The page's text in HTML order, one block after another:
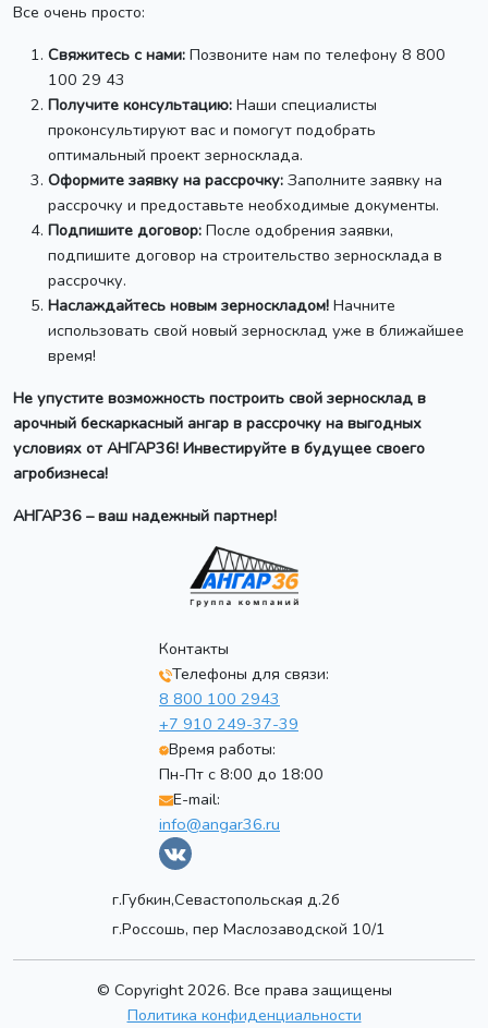
Все очень просто:
Свяжитесь с нами: Позвоните нам по телефону 8 800
100 29 43
Получите консультацию: Наши специалисты
проконсультируют вас и помогут подобрать
оптимальный проект зерносклада.
Оформите заявку на рассрочку: Заполните заявку на
рассрочку и предоставьте необходимые документы.
Подпишите договор: После одобрения заявки,
подпишите договор на строительство зерносклада в
рассрочку.
Наслаждайтесь новым зерноскладом! Начните
использовать свой новый зерносклад уже в ближайшее
время!
Не упустите возможность построить свой зерносклад в
арочный бескаркасный ангар в рассрочку на выгодных
условиях от АНГАР36! Инвестируйте в будущее своего
агробизнеса!
АНГАР36 – ваш надежный партнер!
Контакты
Телефоны для связи:
8 800 100 2943
+7 910 249-37-39
Время работы:
Пн-Пт с 8:00 до 18:00
E-mail:
info@angar36.ru
г.Губкин,Севастопольская д.2б
г.Россошь, пер Маслозаводской 10/1
© Copyright 2026. Все права защищены
Политика конфиденциальности